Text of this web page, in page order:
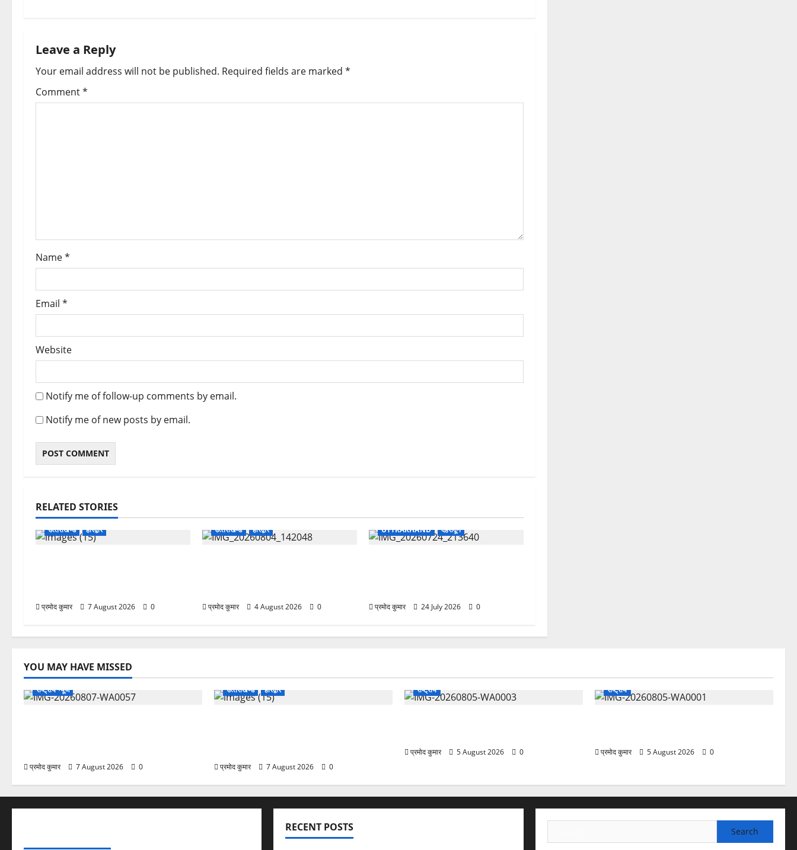
n
a
v
o
n
Leave a Reply
Your email address will not be published. Required fields are marked *
Comment*
Name*
Email *
Website
Notify me of follow-up comments by email.
Notify me of new posts by email.
RELATED STORIES
उत्‍तराखण्‍ड हरिद्वार
प्रमोद कुमार 7 August 2026 0
उत्‍तराखण्‍ड हरिद्वार
प्रमोद कुमार 4 August 2026 0
UTTRAKHAND देहरादून
प्रमोद कुमार 24 July 2026 0
YOU MAY HAVE MISSED
राष्ट्रीय न्यूज
प्रमोद कुमार 7 August 2026 0
उत्‍तराखण्‍ड हरिद्वार
प्रमोद कुमार 7 August 2026 0
राष्ट्रीय
प्रमोद कुमार 5 August 2026 0
राष्ट्रीय
प्रमोद कुमार 5 August 2026 0
RECENT POSTS
for: